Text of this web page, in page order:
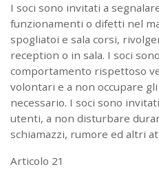
I soci sono invitati a
funzionamenti o difetti nel
spogliatoi e sala corsi,
reception o in sala. I soci
comportamento rispettoso
volontari e a non occupare
necessario. I soci sono
utenti, a non disturbare
schiamazzi, rumore ed altri
Articolo 21